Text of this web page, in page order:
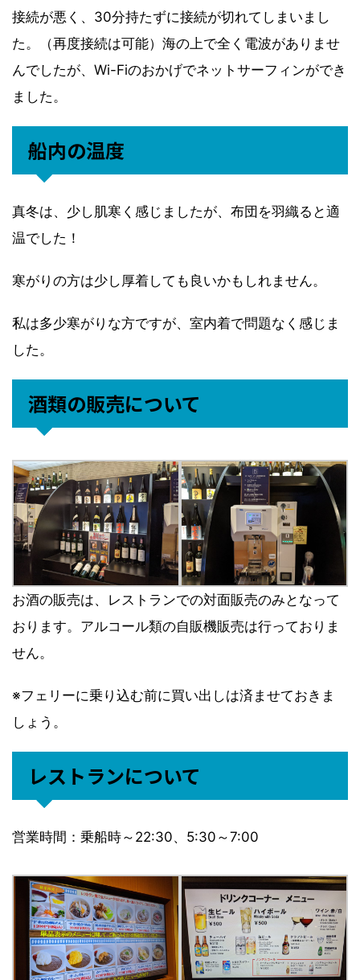
接続が悪く、30分持たずに接続が切れてしまいまし
た。（再度接続は可能）海の上で全く電波がありませ
んでしたが、Wi-Fiのおかげでネットサーフィンができ
ました。
船内の温度
真冬は、少し肌寒く感じましたが、布団を羽織ると適
温でした！
寒がりの方は少し厚着しても良いかもしれません。
私は多少寒がりな方ですが、室内着で問題なく感じま
した。
酒類の販売について
お酒の販売は、レストランでの対面販売のみとなって
おります。アルコール類の自販機販売は行っておりま
せん。
※フェリーに乗り込む前に買い出しは済ませておきま
しょう。
レストランについて
営業時間：乗船時～22:30、5:30～7:00